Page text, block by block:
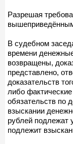
Разрешая
В судебном
времени
возвращены,
представлено,
доказательств
либо
обязательств по
взыскании
рублей подлежат
подлежит